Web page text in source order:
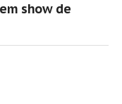
show de